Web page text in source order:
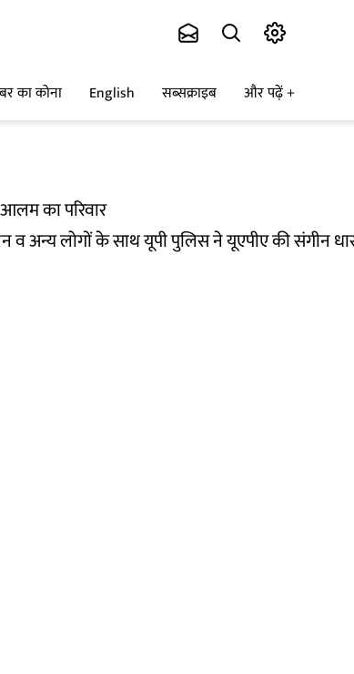
का कोना English सब्सक्राइब और पढ़ें
का परिवार
व अन्य लोगों के साथ यूपी पुलिस ने यूएपीए की संगीन